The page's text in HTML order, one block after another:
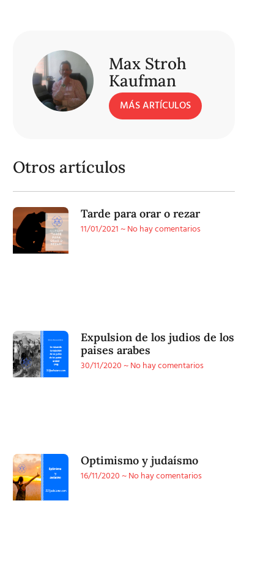
Max Stroh
Kaufman
MÁS ARTÍCULOS
Otros artículos
Tarde para orar o rezar
11/01/2021 No hay comentarios
Expulsion de los judios de los
paises arabes
30/11/2020 No hay comentarios
Optimismo y judaísmo
16/11/2020 No hay comentarios